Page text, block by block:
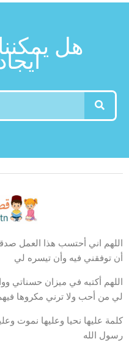
هل
اللهم اني أحتسب هذا العمل
أن توفقني فيه وأن تيسره لي
اللهم أكتبه في ميزان حسناتي
لي من أحب ولا ترني مكروها
كلمة عليها نحيا وعليها نموت
رسول الله